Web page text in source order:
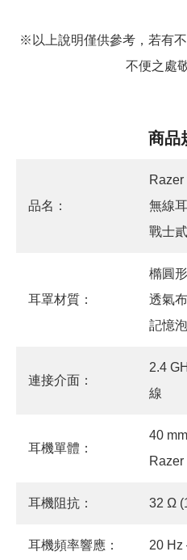
※以上說明僅供參考，若有
不便之處
商品
品名：
無線
戰士
耳罩材質：
橢圓
透氣
記憶
連接介面：
2.4
線
耳機單體：
40 mm
耳機阻抗： 32 Ω
耳機頻率響應： 20 Hz